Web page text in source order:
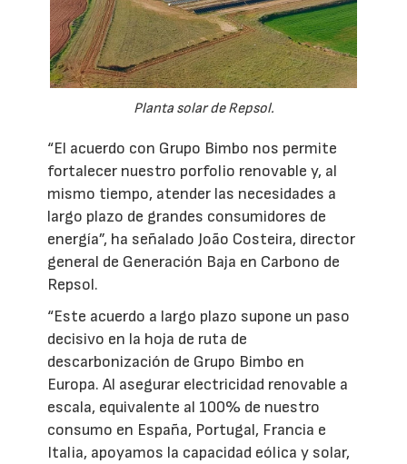
Planta solar de Repsol.
“El acuerdo con Grupo Bimbo nos permite
fortalecer nuestro porfolio renovable y, al
mismo tiempo, atender las necesidades a
largo plazo de grandes consumidores de
energía”, ha señalado João Costeira, director
general de Generación Baja en Carbono de
Repsol.
“Este acuerdo a largo plazo supone un paso
decisivo en la hoja de ruta de
descarbonización de Grupo Bimbo en
Europa. Al asegurar electricidad renovable a
escala, equivalente al 100% de nuestro
consumo en España, Portugal, Francia e
Italia, apoyamos la capacidad eólica y solar,